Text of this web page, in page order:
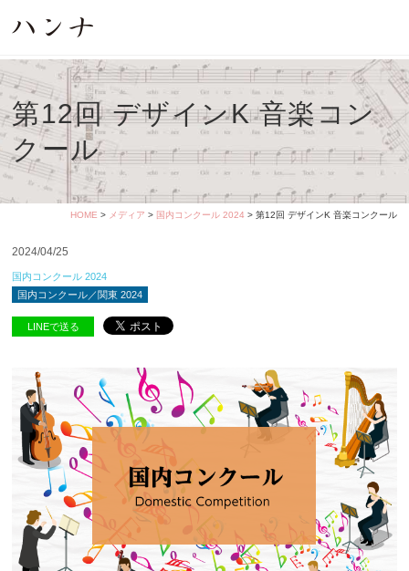
第12回 デザインK 音楽コン
クール
HOME > メディア > 国内コンクール 2024 > 第12回 デザインK 音楽コンクール
2024/04/25
国内コンクール 2024
国内コンクール／関東 2024
LINEで送る